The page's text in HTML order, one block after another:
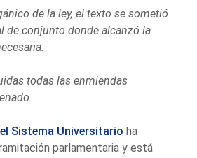
de la ley, el texto se sometió
de conjunto donde alcanzó la
todas las enmiendas
Sistema Universitario ha
parlamentaria y está